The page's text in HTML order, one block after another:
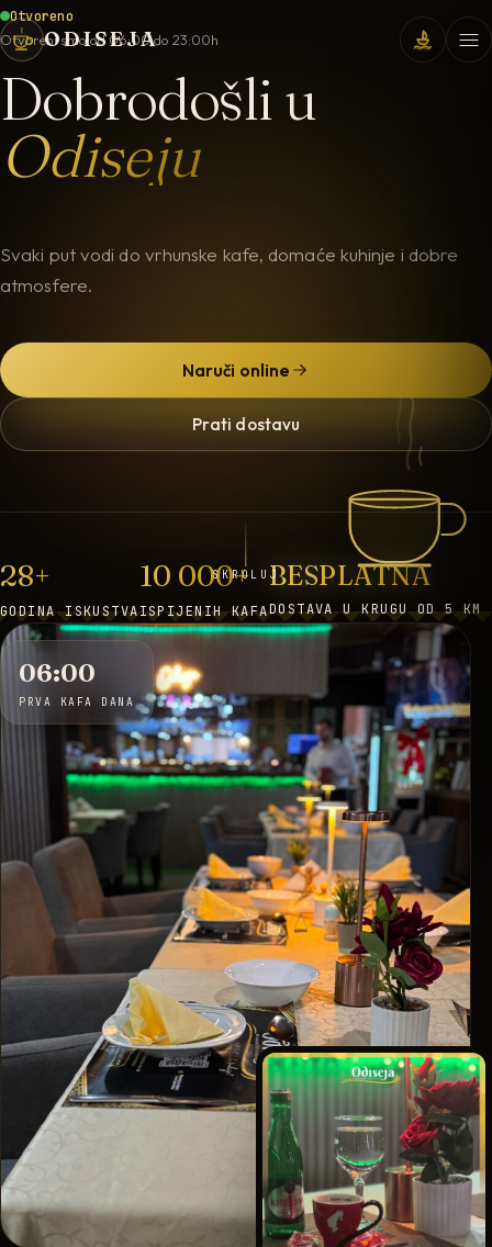
ODISEJA
Otvoreno
Otvoreni smo od 06:00 do 23:00h
Dobrodošli u
Odiseju
Svaki put vodi do vrhunske kafe, domaće kuhinje i dobre
atmosfere.
Naruči online
Prati dostavu
28+
GODINA ISKUSTVA
10 000+
ISPIJENIH KAFA
BESPLATNA
DOSTAVA U KRUGU OD 5 KM
SKROLUJ
06:00
PRVA KAFA DANA